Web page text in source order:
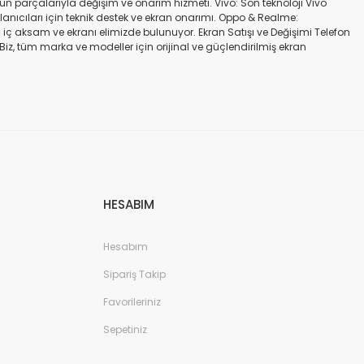
parçalarıyla değişim ve onarım hizmeti. Vivo: Son teknoloji Vivo
için teknik destek ve ekran onarımı. Oppo & Realme:
ve ekranı elimizde bulunuyor. Ekran Satışı ve Değişimi Telefon
Biz, tüm marka ve modeller için orijinal ve güçlendirilmiş ekran
değişimi ve tamiri Batarya değişimi Neden Bizi Tercih Etmelisiniz?
HESABIM
Hesabım
Sipariş Takip
Favorileriniz
Sepetiniz